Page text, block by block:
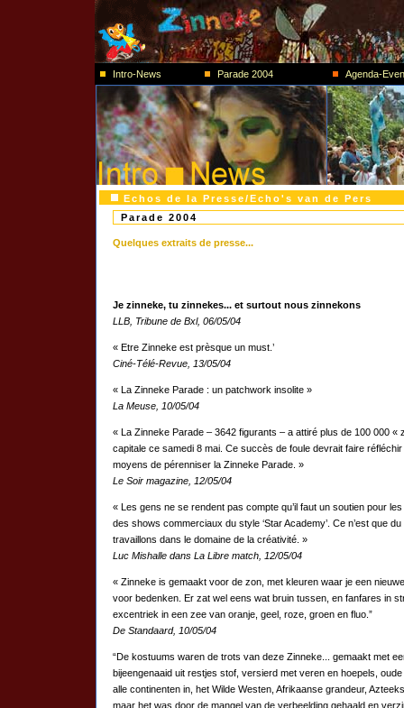
Intro-News Parade 2004 Agenda-
Echos de la Presse/Echo's van de Pers
Parade 2004
Quelques extraits de presse...
Je zinneke, tu zinnekes... et surtout nous zinnekons
LLB, Tribune de Bxl, 06/05/04
« Etre Zinneke est prèsque un must.’
Ciné-Télé-Revue, 13/05/04
« La Zinneke Parade : un patchwork insolite »
La Meuse, 10/05/04
« La Zinneke Parade – 3642 figurants – a attiré plus de 100 000 «
capitale ce samedi 8 mai. Ce succès de foule devrait faire
moyens de pérenniser la Zinneke Parade. »
Le Soir magazine, 12/05/04
« Les gens ne se rendent pas compte qu’il faut un soutien pour
des shows commerciaux du style ‘Star Academy’. Ce n’est que
travaillons dans le domaine de la créativité. »
Luc Mishalle dans La Libre match, 12/05/04
« Zinneke is gemaakt voor de zon, met kleuren waar je een
voor bedenken. Er zat wel eens wat bruin tussen, en fanfares in
excentriek in een zee van oranje, geel, roze, groen en fluo.”
De Standaard, 10/05/04
“De kostuums waren de trots van deze Zinneke... gemaakt met
bijeengenaaid uit restjes stof, versierd met veren en hoepels,
alle continenten in, het Wilde Westen, Afrikaanse grandeur,
maar het was door de mangel van de verbeelding gehaald en